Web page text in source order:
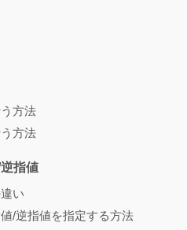
方法
方法
指値
い
/逆指値を指定する方法